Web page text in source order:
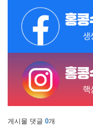
게시물 댓글 0개